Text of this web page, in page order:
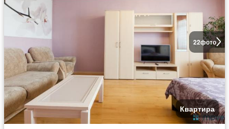
22фото
Квартира